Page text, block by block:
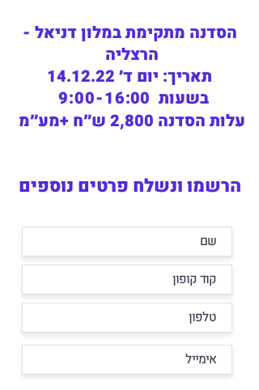
הסדנה מתקימת במלון דניאל -
הרצליה
תאריך: יום ד׳ 14.12.22
בשעות :00
עלות הסדנה 2,800 ש״ח +מע״מ
הרשמו ונשלח פרטים נוספים